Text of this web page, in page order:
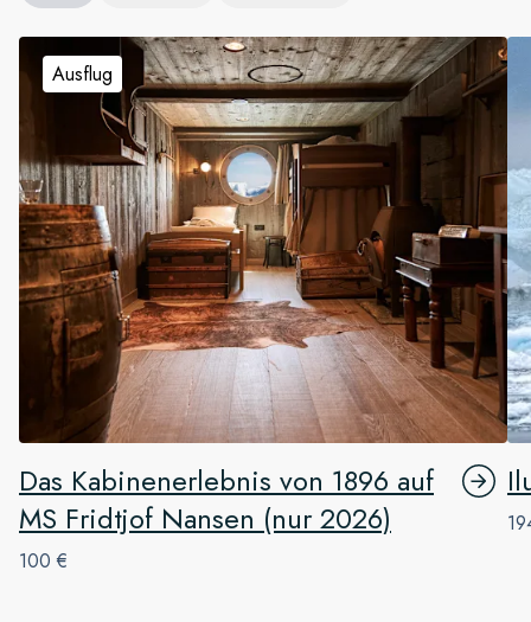
Ausflug
Das Kabinenerlebnis von 1896 auf
MS Fridtjof Nansen (nur 2026)
100 €